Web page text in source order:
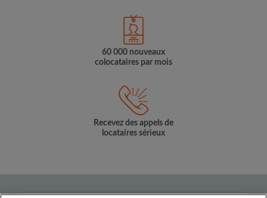
60 000 nouveaux
colocataires par mois
Recevez des appels de
locataires sérieux